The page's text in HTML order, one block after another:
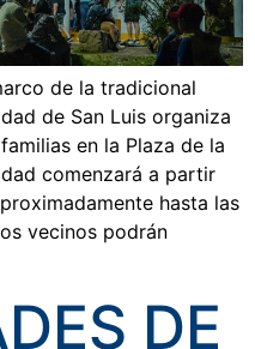
de la tradicional
de San Luis organiza
en la Plaza de la
comenzará a partir
hasta las
vecinos podrán
DE